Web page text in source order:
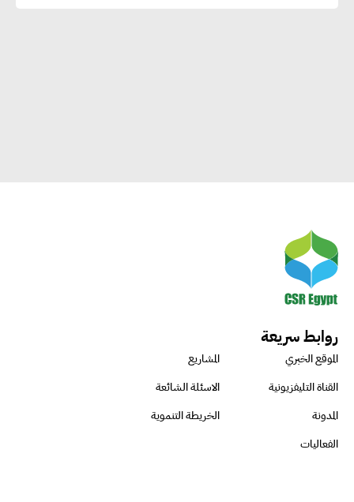
روابط سريعة
الموقع الخبري
المشاريع
القناة التليفزيونية
الاسئلة الشائعة
المدونة
الخريطة التنموية
الفعاليات